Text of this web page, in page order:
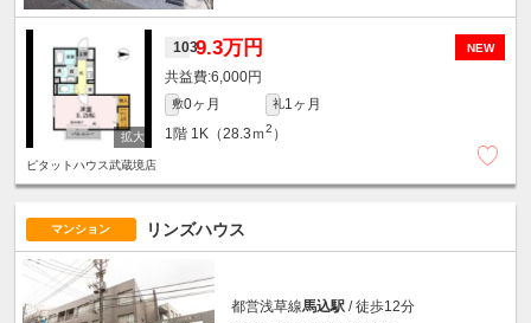
NEW
1039.3万円
6,000円
敷0ヶ月 礼1ヶ月
1階 1K（28.3ｍ2 ）
ピタットハウス武蔵境店
マンション リンズハウス
都営浅草線馬込駅 / 徒歩12分